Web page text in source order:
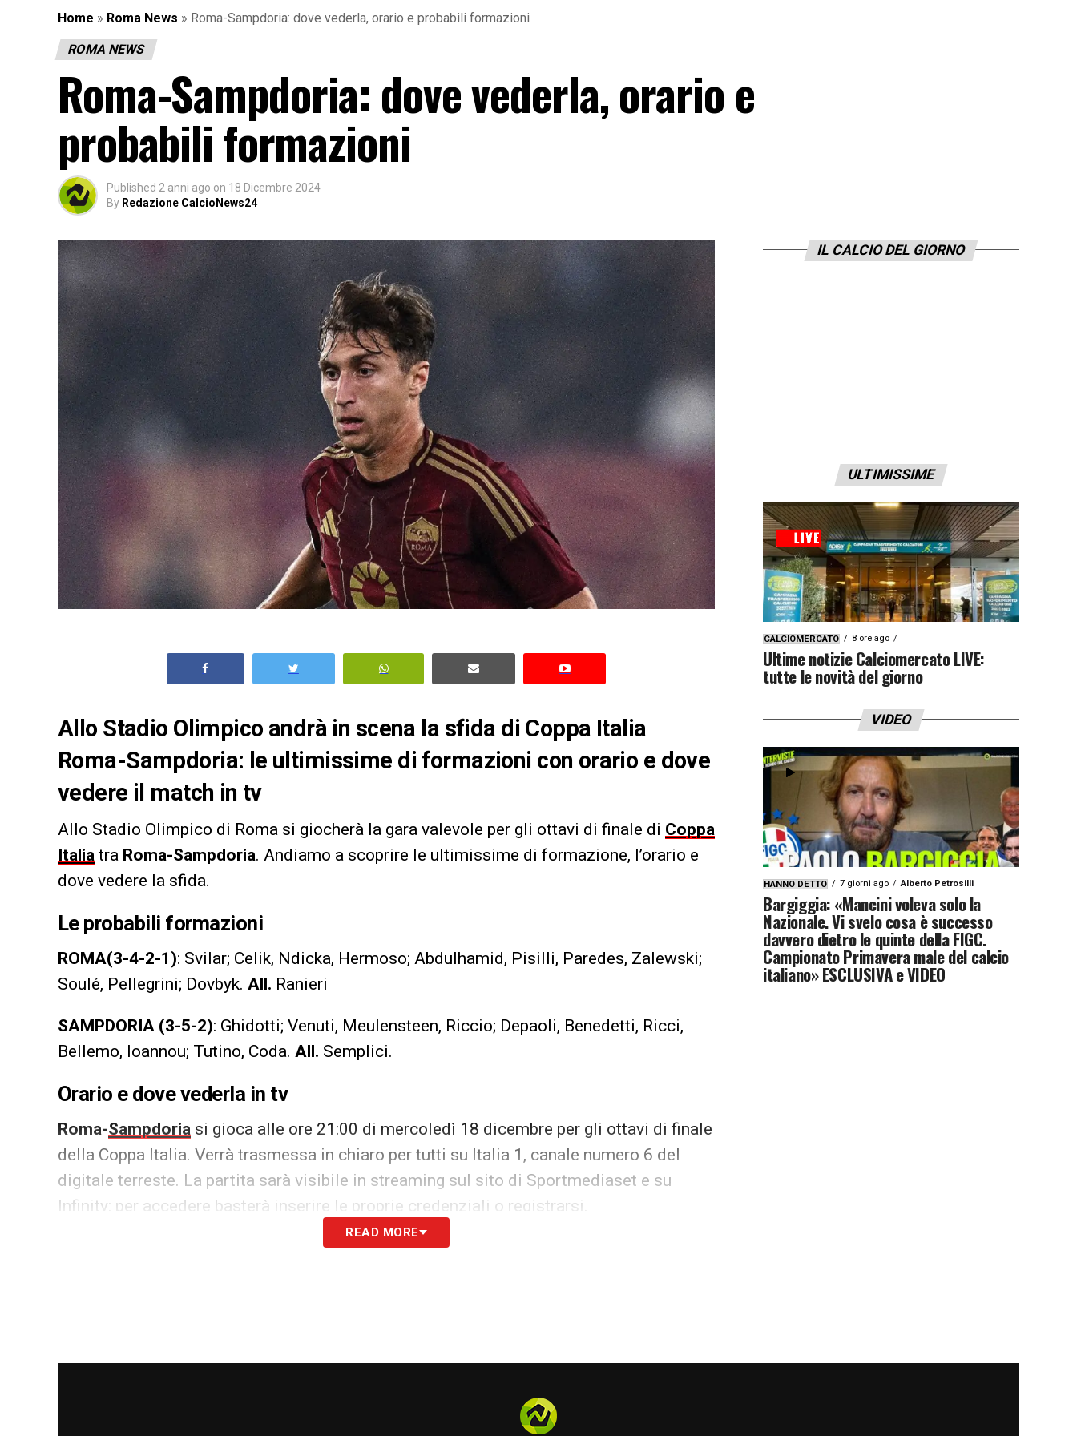
Home » Roma News » Roma-Sampdoria: dove vederla, orario e probabili formazioni
ROMA NEWS
Roma-Sampdoria: dove vederla, orario e
probabili formazioni
Published 2 anni ago on 18 Dicembre 2024
By Redazione CalcioNews24
Allo Stadio Olimpico andrà in scena la sfida di Coppa Italia
Roma-Sampdoria: le ultimissime di formazioni con orario e dove
vedere il match in tv
Allo Stadio Olimpico di Roma si giocherà la gara valevole per gli ottavi di finale di Coppa
Italia tra Roma-Sampdoria. Andiamo a scoprire le ultimissime di formazione, l’orario e
dove vedere la sfida.
Le probabili formazioni
ROMA(3-4-2-1): Svilar; Celik, Ndicka, Hermoso; Abdulhamid, Pisilli, Paredes, Zalewski;
Soulé, Pellegrini; Dovbyk. All. Ranieri
SAMPDORIA (3-5-2): Ghidotti; Venuti, Meulensteen, Riccio; Depaoli, Benedetti, Ricci,
Bellemo, Ioannou; Tutino, Coda. All. Semplici.
Orario e dove vederla in tv
Roma-Sampdoria si gioca alle ore 21:00 di mercoledì 18 dicembre per gli ottavi di finale
della Coppa Italia. Verrà trasmessa in chiaro per tutti su Italia 1, canale numero 6 del
digitale terreste. La partita sarà visibile in streaming sul sito di Sportmediaset e su
Infinity: per accedere basterà inserire le proprie credenziali o registrarsi.
READ MORE
IL CALCIO DEL GIORNO
ULTIMISSIME
CALCIOMERCATO 8 ore ago
Ultime notizie Calciomercato LIVE:
tutte le novità del giorno
VIDEO
HANNO DETTO 7 giorni ago Alberto Petrosilli
Bargiggia: «Mancini voleva solo la
Nazionale. Vi svelo cosa è successo
davvero dietro le quinte della FIGC.
Campionato Primavera male del calcio
italiano» ESCLUSIVA e VIDEO